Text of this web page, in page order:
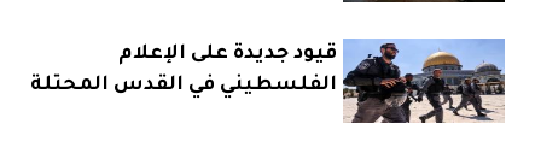
قيود جديدة على الإعلام
الفلسطيني في القدس المحتلة